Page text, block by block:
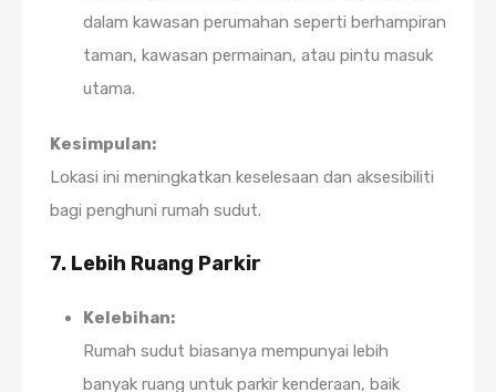
dalam kawasan perumahan seperti berhampiran
taman, kawasan permainan, atau pintu masuk
utama.
Kesimpulan:
Lokasi ini meningkatkan keselesaan dan aksesibiliti
bagi penghuni rumah sudut.
7. Lebih Ruang Parkir
Kelebihan:
Rumah sudut biasanya mempunyai lebih
banyak ruang untuk parkir kenderaan, baik